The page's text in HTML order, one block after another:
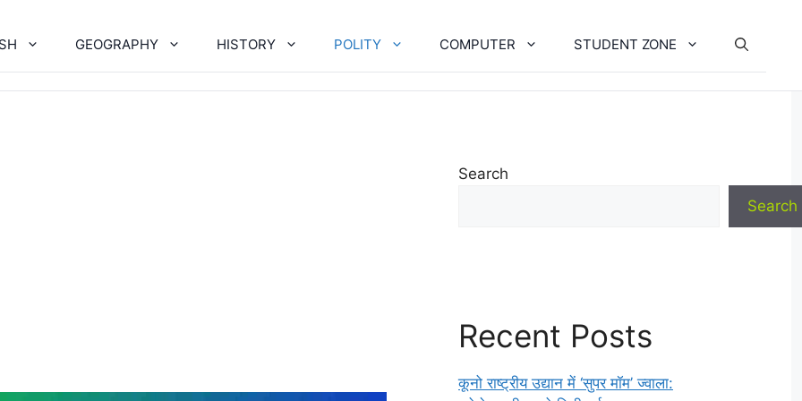
GEOGRAPHY HISTORY POLITY COMPUTER STUDENT ZONE
Search
Search
Recent Posts
कूनो राष्ट्रीय उद्यान में ‘सुपर मॉम’ ज्वाला: